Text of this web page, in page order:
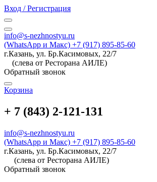
Вход / Регистрация
info@s-nezhnostyu.ru
(WhatsApp и Макс) +7 (917) 895-85-60
г.Казань, ул. Бр.Касимовых, 22/7
(слева от Ресторана АИЛЕ)
Обратный звонок
Корзина
+ 7 (843) 2-121-131
info@s-nezhnostyu.ru
(WhatsApp и Макс) +7 (917) 895-85-60
г.Казань, ул. Бр.Касимовых, 22/7
(слева от Ресторана АИЛЕ)
Обратный звонок